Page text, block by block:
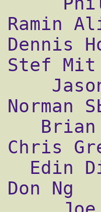
Ramin
Dennis
Stef
Norman
Chris
Don